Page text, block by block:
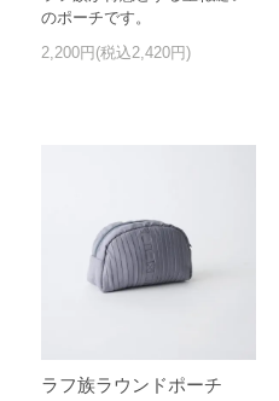
のポーチです。
2,200円(税込2,420円)
ラフ族ラウンドポーチ